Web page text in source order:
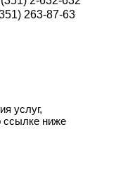
263-87-63
услуг,
ссылке ниже